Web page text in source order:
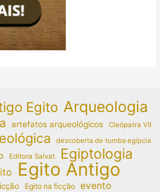
Egito Arqueologia
artefatos arqueológicos Cleópatra VII
descoberta de tumba egípcia
Editora Salvat Egiptologia
Egito Antigo
Egito na ficção evento